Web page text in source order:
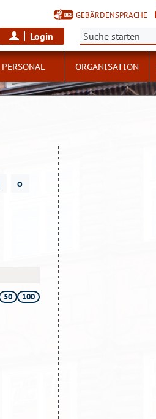
GEBÄRDENSPRACHE
Login Suche:
PERSONAL ORGANISATION
O
50 100